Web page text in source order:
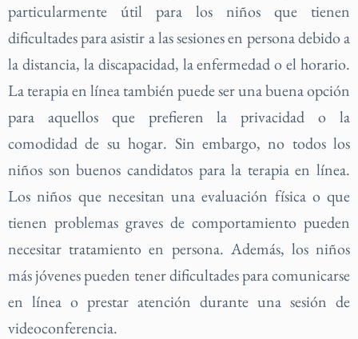
particularmente útil para los niños que tienen
dificultades para asistir a las sesiones en persona debido a
la distancia, la discapacidad, la enfermedad o el horario.
La terapia en línea también puede ser una buena opción
para aquellos que prefieren la privacidad o la
comodidad de su hogar. Sin embargo, no todos los
niños son buenos candidatos para la terapia en línea.
Los niños que necesitan una evaluación física o que
tienen problemas graves de comportamiento pueden
necesitar tratamiento en persona. Además, los niños
más jóvenes pueden tener dificultades para comunicarse
en línea o prestar atención durante una sesión de
videoconferencia.